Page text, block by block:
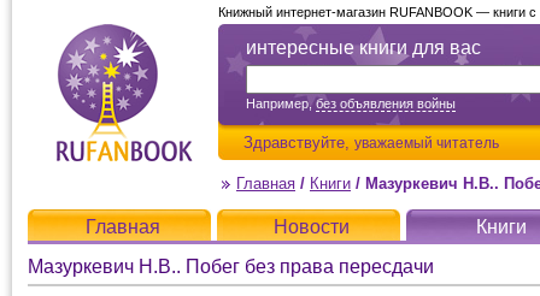
интересные книги для вас
Например,без объявления войны
Здравствуйте, уважаемый читатель
Книжный интернет-магазин RUFANBOOK — книги
Главная / Книги / Мазуркевич Н.В..
Главная Новости
Книги
Мазуркевич Н.В.. Побег без права пересдачи